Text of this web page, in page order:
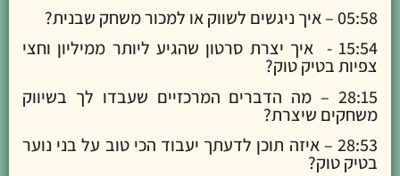
05:58 – איך ניגשים לשווק או למכור משחק שבנית?
15:54 - איך יצרת סרטון שהגיע ליותר ממיליון וחצי
צפיות בטיק טוק?
28:15 – מה הדברים המרכזיים שעבדו לך בשיווק
משחקים שיצרת?
28:53 – איזה תוכן לדעתך יעבוד הכי טוב על בני נוער
בטיק טוק?